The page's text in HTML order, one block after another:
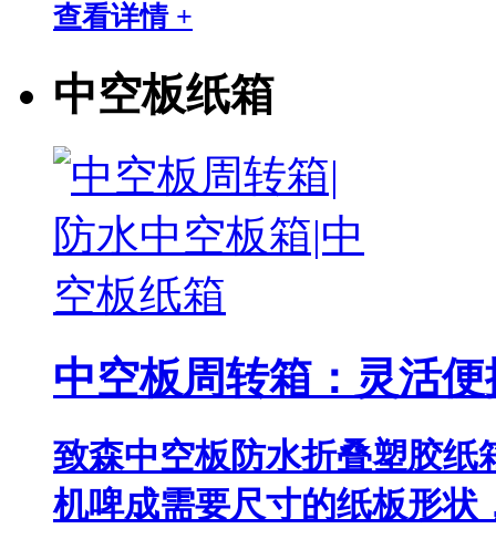
查看详情 +
中空板纸箱
中空板周转箱：灵活
致森中空板防水折叠塑胶纸
机啤成需要尺寸的纸板形状